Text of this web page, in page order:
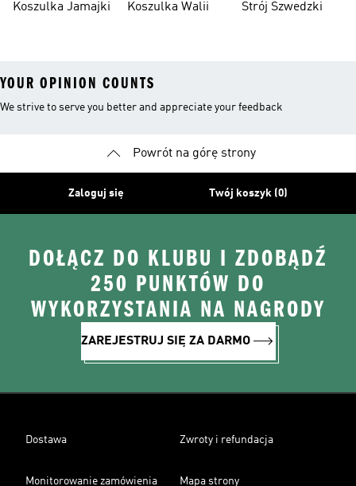
Koszulka Jamajki
Koszulka Walii Strój Szwedzki
YOUR OPINION COUNTS
We strive to serve you better and appreciate your feedback
Powrót na górę strony
Zaloguj się Twój koszyk (0)
DOŁĄCZ DO KLUBU I ZDOBĄDŹ
250 PUNKTÓW DO
WYKORZYSTANIA NA NAGRODY
ZAREJESTRUJ SIĘ ZA DARMO
Dostawa Zwroty i refundacja
Monitorowanie zamówienia Mapa strony